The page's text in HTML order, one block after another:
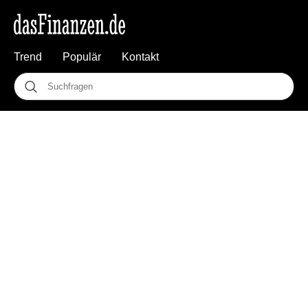
Trend Populär Kontakt